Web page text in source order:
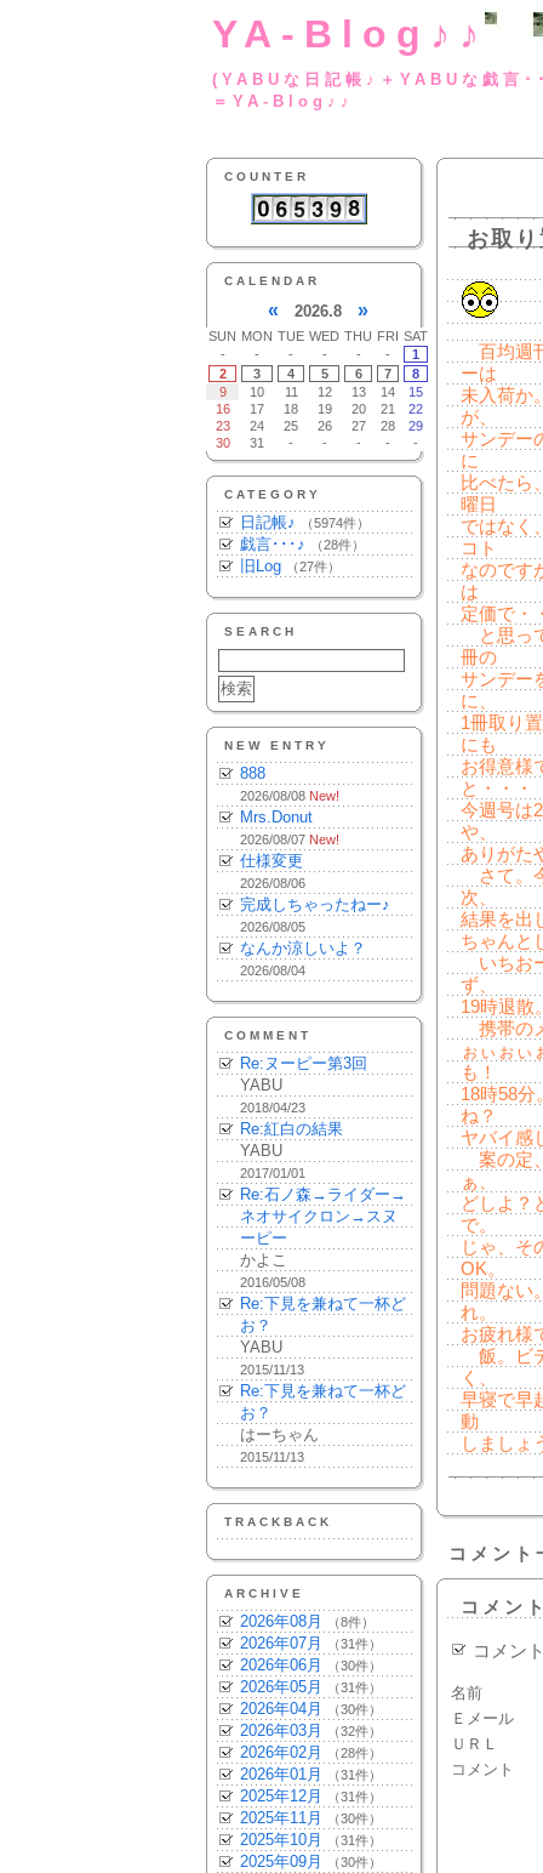
YA-Blog♪♪
(YABUな日記帳♪
＝YA-Blog♪♪
COUNTER
CALENDAR
« 2026.8 »
SUN MON TUE WED THU FRI SAT
-
- - - - -
1
2
3 4 5 6 7
8
9
10 11 12 13 14
15
16
17 18 19 20 21
22
23
24 25 26 27 28
29
30
31 - - - - -
CATEGORY
日記帳♪ （5974件）
戯言･･･♪ （28件）
旧Log （27件）
SEARCH
NEW ENTRY
888
2026/08/08 New!
Mrs.Donut
2026/08/07 New!
仕様変更
2026/08/06
完成しちゃったねー♪
2026/08/05
なんか涼しいよ？
2026/08/04
COMMENT
Re:ヌーピー第3回
YABU
2018/04/23
Re:紅白の結果
YABU
2017/01/01
Re:石ノ森→ライダー→
ネオサイクロン→スヌ
ーピー
かよこ
2016/05/08
Re:下見を兼ねて一杯ど
お？
YABU
2015/11/13
Re:下見を兼ねて一杯ど
お？
はーちゃん
2015/11/13
TRACKBACK
ARCHIVE
2026年08月 （8件）
2026年07月 （31件）
2026年06月 （30件）
2026年05月 （31件）
2026年04月 （30件）
2026年03月 （32件）
2026年02月 （28件）
2026年01月 （31件）
2025年12月 （31件）
2025年11月 （30件）
2025年10月 （31件）
2025年09月 （30件）
お取
百均週
ーは
未入荷か
が、
サンデー
に
比べたら
曜日
ではなく
コト
なのです
は
定価で・
と思っ
冊の
サンデー
に、
1冊取り
にも
お得意様
と・・・
今週号は
や、
ありがた
さて。
次、
結果を出
ちゃんと
いちお
ず、
19時退散
携帯の
ぉぃぉぃ
も！
18時58分
ね？
ヤバイ感
案の定
ぁ、
どしよ？
で。
じゃ、そ
OK。
問題ない
れ。
お疲れ様
飯。ビ
く、
早寝で早
動
しましょ
コメント
コメン
コメン
名前
Ｅメール
ＵＲＬ
コメント